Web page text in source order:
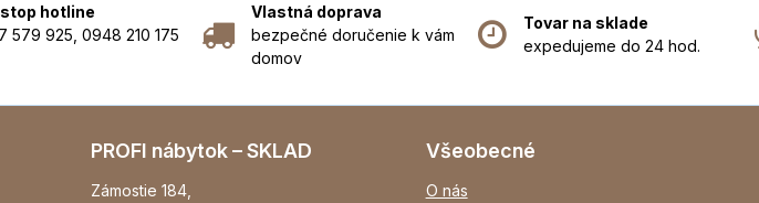
hotline
579 925, 0948 210 175
Vlastná doprava
bezpečné doručenie k vám
domov
Tovar na sklade
expedujeme do 24 hod.
PROFI nábytok – SKLAD
Zámostie 184,
Všeobecné
O nás